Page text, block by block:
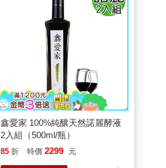
鑫愛家 100%純釀天然諾麗酵液
2入組（500ml/瓶）
85 折 特價 2299 元